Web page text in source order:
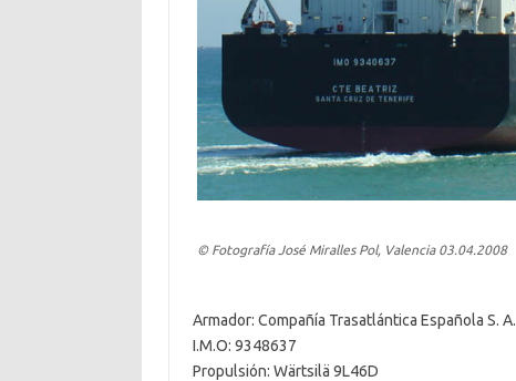
© Fotografía José Miralles Pol, Valencia 03.04.2008
Armador: Compañía Trasatlántica Española S. A.
I.M.O: 9348637
Propulsión: Wärtsilä 9L46D